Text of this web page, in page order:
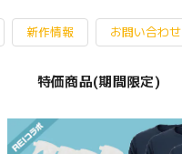
新作情報 お問い合わせ
特価商品(期間限定)